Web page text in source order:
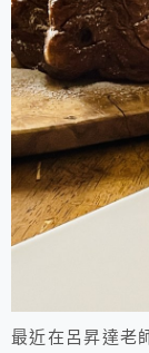
最近在呂昇達老